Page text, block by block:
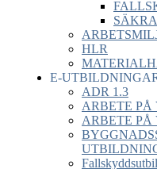
HLR
E-
ADR 1.3
ARBETE PÅ
ARBETE PÅ